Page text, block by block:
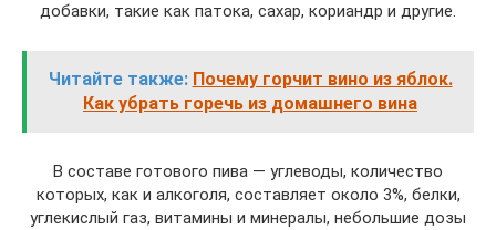
добавки, такие как патока, сахар, кориандр и другие.
Читайте также: Почему горчит вино из яблок.
Как убрать горечь из домашнего вина
В составе готового пива — углеводы, количество
которых, как и алкоголя, составляет около 3%, белки,
углекислый газ, витамины и минералы, небольшие дозы